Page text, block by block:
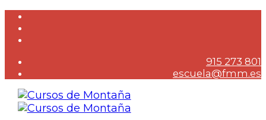
915 273 801
escuela@fmm.es